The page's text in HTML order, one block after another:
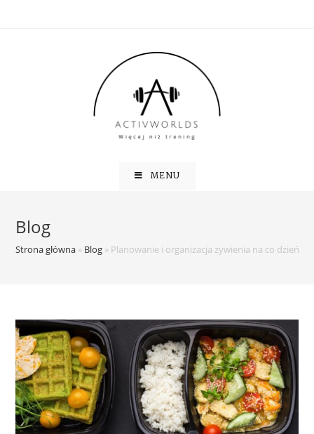
MENU
Blog
Strona główna » Blog » Planowanie i organizacja żywienia na co dzień